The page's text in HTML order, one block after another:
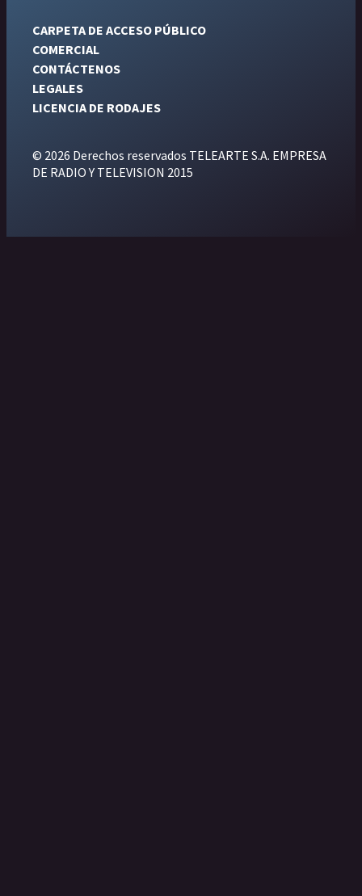
CARPETA DE ACCESO PÚBLICO
COMERCIAL
CONTÁCTENOS
LEGALES
LICENCIA DE RODAJES
© 2026 Derechos reservados TELEARTE S.A. EMPRESA
DE RADIO Y TELEVISION 2015